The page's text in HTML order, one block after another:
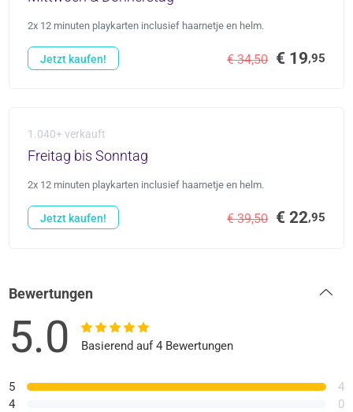
2x 12 minuten playkarten inclusief haarnetje en helm.
€ 34,50 € 19,95
Jetzt kaufen!
1.040+ verkauft
Freitag bis Sonntag
2x 12 minuten playkarten inclusief haarnetje en helm.
€ 39,50 € 22,95
Jetzt kaufen!
Bewertungen
5.0 Basierend auf 4 Bewertungen
5
4
4
0